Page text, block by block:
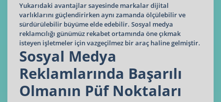
Yukarıdaki avantajlar sayesinde markalar dijital
varlıklarını güçlendirirken aynı zamanda ölçülebilir ve
sürdürülebilir büyüme elde edebilir. Sosyal medya
reklamcılığı günümüz rekabet ortamında öne çıkmak
isteyen işletmeler için vazgeçilmez bir araç haline gelmiştir.
Sosyal Medya
Reklamlarında Başarılı
Olmanın Püf Noktaları